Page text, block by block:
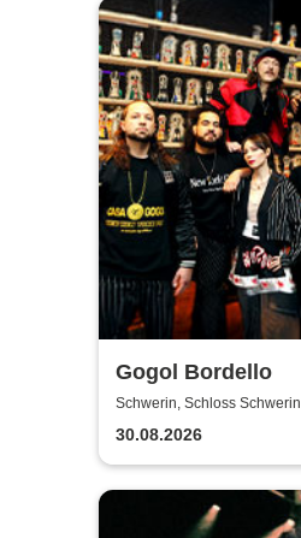
Gogol Bordello
Schwerin, Schloss Schwerin
30.08.2026